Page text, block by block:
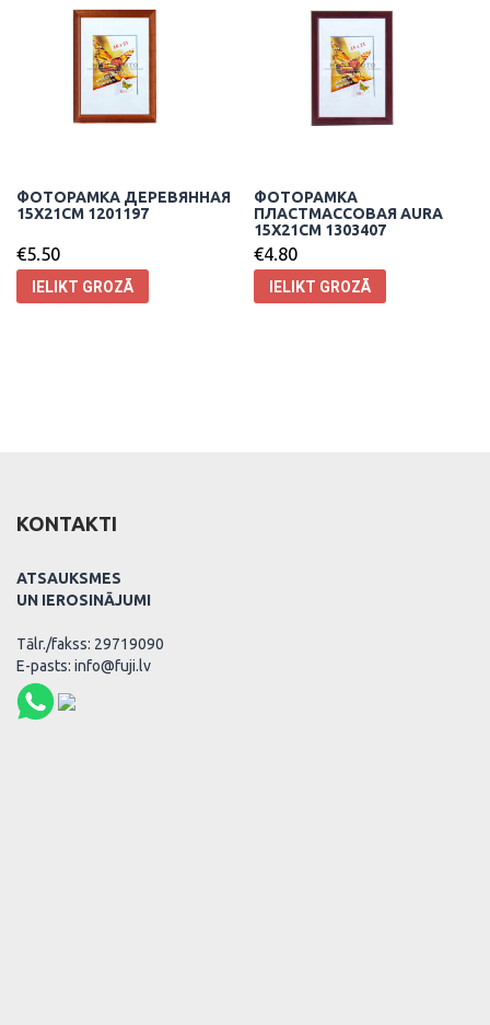
ФОТОРАМКА ДЕРЕВЯННАЯ
15X21CM 1201197
€5.50
IELIKT GROZĀ
ФОТОРАМКА
ПЛАСТМАССОВАЯ AURA
15X21CM 1303407
€4.80
IELIKT GROZĀ
KONTAKTI
ATSAUKSMES
UN IEROSINĀJUMI
Tālr./fakss: 29719090
E-pasts: info@fuji.lv